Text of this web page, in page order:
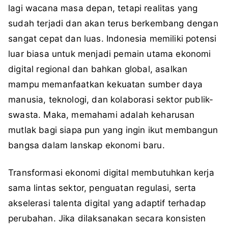
lagi wacana masa depan, tetapi realitas yang
sudah terjadi dan akan terus berkembang dengan
sangat cepat dan luas. Indonesia memiliki potensi
luar biasa untuk menjadi pemain utama ekonomi
digital regional dan bahkan global, asalkan
mampu memanfaatkan kekuatan sumber daya
manusia, teknologi, dan kolaborasi sektor publik-
swasta. Maka, memahami adalah keharusan
mutlak bagi siapa pun yang ingin ikut membangun
bangsa dalam lanskap ekonomi baru.
Transformasi ekonomi digital membutuhkan kerja
sama lintas sektor, penguatan regulasi, serta
akselerasi talenta digital yang adaptif terhadap
perubahan. Jika dilaksanakan secara konsisten